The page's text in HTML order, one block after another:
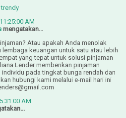
AM
mengatakan...
Atau apakah Anda menolak
keuangan untuk satu atau lebih
yang tepat untuk solusi pinjaman
Lender memberikan pinjaman
individu pada tingkat bunga rendah dan
hubungi kami melalui e-mail hari ini
AM